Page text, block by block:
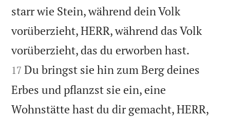
starr wie Stein, während dein Volk
vorüberzieht, HERR, während das Volk
vorüberzieht, das du erworben hast.
17 Du bringst sie hin zum Berg deines
Erbes und pflanzst sie ein, eine
Wohnstätte hast du dir gemacht, HERR,